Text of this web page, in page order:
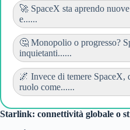
🚀 SpaceX sta aprendo
e......
🤔 Monopolio o progresso?
inquietanti......
🌌 Invece di temere SpaceX,
ruolo come......
Starlink: connettività globale o